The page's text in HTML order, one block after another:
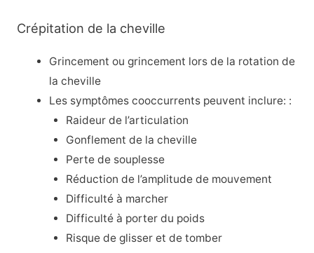
Crépitation de la cheville
Grincement ou grincement lors de la rotation de
la cheville
Les symptômes cooccurrents peuvent inclure: :
Raideur de l’articulation
Gonflement de la cheville
Perte de souplesse
Réduction de l’amplitude de mouvement
Difficulté à marcher
Difficulté à porter du poids
Risque de glisser et de tomber